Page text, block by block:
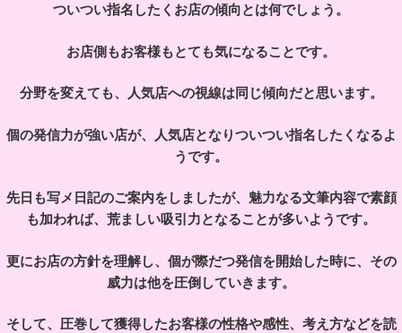
ついつい指名したくお店の傾向とは何でしょう。
お店側もお客様もとても気になることです。
分野を変えても、人気店への視線は同じ傾向だと思います。
個の発信力が強い店が、人気店となりついつい指名したくなるよ
うです。
先日も写メ日記のご案内をしましたが、魅力なる文筆内容で素顔
も加われば、荒ましい吸引力となることが多いようです。
更にお店の方針を理解し、個が際だつ発信を開始した時に、その
威力は他を圧倒していきます。
そして、圧巻して獲得したお客様の性格や感性、考え方などを読